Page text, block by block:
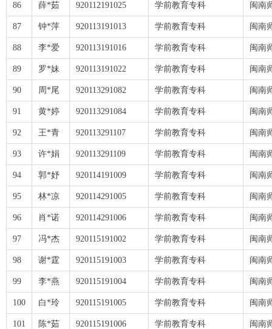
86 薛*茹 920112191025 学前教育专科 闽南
87 钟*萍 920113191013 学前教育专科 闽南
88 李*爱 920113191016 学前教育专科 闽南
89 罗*妹 920113191022 学前教育专科 闽南
90 周*尾 920113291082 学前教育专科 闽南
91 黄*婷 920113291084 学前教育专科 闽南
92 王*青 920113291107 学前教育专科 闽南
93 许*娟 920113291109 学前教育专科 闽南
94 郭*妤 920114191009 学前教育专科 闽南
95 林*凉 920114291005 学前教育专科 闽南
96 肖*诺 920114291006 学前教育专科 闽南
97 冯*杰 920115191002 学前教育专科 闽南
98 谢*霆 920115191003 学前教育专科 闽南
99 李*燕 920115191004 学前教育专科 闽南
100 白*玲 920115191005 学前教育专科 闽南
101 陈*茹 920115191006 学前教育专科 闽南